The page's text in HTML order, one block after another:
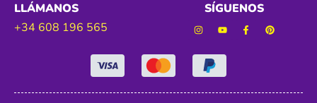
LLÁMANOS
+34 608 196 565
SÍGUENOS